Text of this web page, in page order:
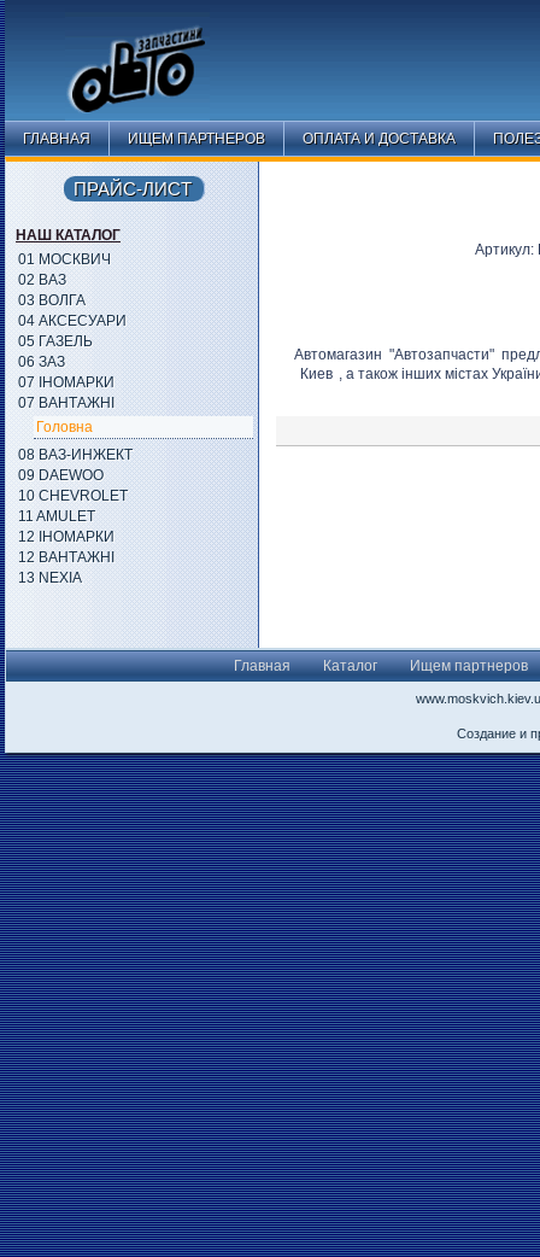
ГЛАВНАЯ ИЩЕМ ПАРТНЕРОВ ОПЛАТА И ДОСТАВКА
Автомагазин "Автозапчасти"
Киев , а також інших містах
ПРАЙС-ЛИСТ
НАШ КАТАЛОГ
01 МОСКВИЧ
02 ВАЗ
03 ВОЛГА
04 АКСЕСУАРИ
05 ГАЗЕЛЬ
06 ЗАЗ
07 ІНОМАРКИ
07 ВАНТАЖНІ
Головна
08 ВАЗ-ИНЖЕКТ
09 DAEWOO
10 CHEVROLET
11 AMULET
12 ІНОМАРКИ
12 ВАНТАЖНІ
13 NEXIA
Главная Каталог Ищем партнеров
Создание и